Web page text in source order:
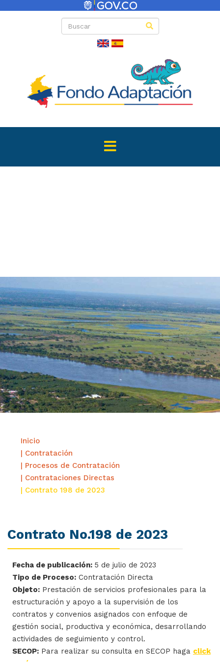
Directas
Inicio
| Contratación
| Procesos de Contratación
| Contrataciones Directas
| Contrato 198 de 2023
Contrato No.198 de 2023
Fecha de publicación: 5 de julio de 2023
Tipo de Proceso: Contratación Directa
Objeto: Prestación de servicios profesionales para la
estructuración y apoyo a la supervisión de los
contratos y convenios asignados con enfoque de
gestión social, productiva y económica, desarrollando
actividades de seguimiento y control.
SECOP: Para realizar su consulta en SECOP haga click